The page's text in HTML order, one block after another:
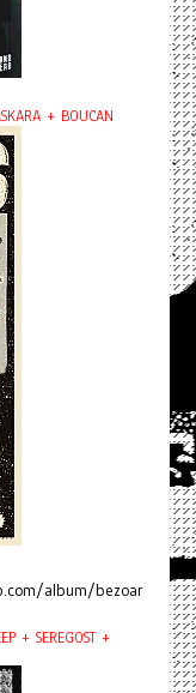
+ BOUCAN
album/bezoar
+ SEREGOST +